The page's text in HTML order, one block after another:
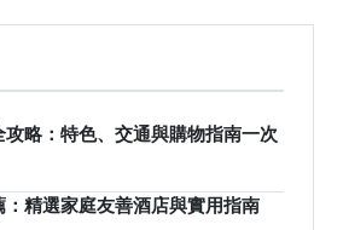
略：特色、交通與購物指南一次
精選家庭友善酒店與實用指南